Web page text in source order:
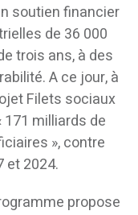
soutien financier
de 36 000
trois ans, à des
A ce jour, à
Filets sociaux
milliards de
», contre
et 2024.
propose